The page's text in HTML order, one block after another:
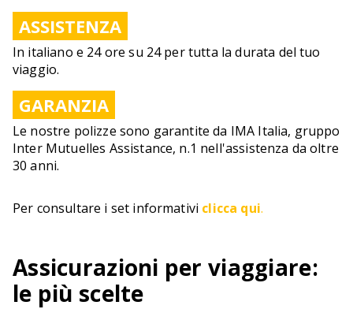
ASSISTENZA
In italiano e 24 ore su 24 per tutta la durata del tuo
viaggio.
GARANZIA
Le nostre polizze sono garantite da IMA Italia, gruppo
Inter Mutuelles Assistance, n.1 nell'assistenza da oltre
30 anni.
Per consultare i set informativi clicca qui.
Assicurazioni per viaggiare:
le più scelte